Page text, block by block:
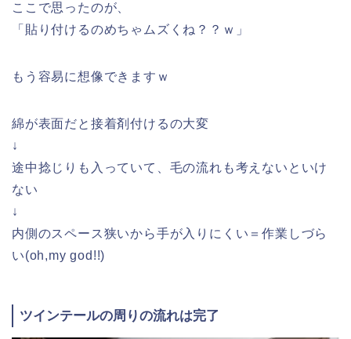
ここで思ったのが、
「貼り付けるのめちゃムズくね？？ｗ」
もう容易に想像できますｗ
綿が表面だと接着剤付けるの大変
↓
途中捻じりも入っていて、毛の流れも考えないといけ
ない
↓
内側のスペース狭いから手が入りにくい＝作業しづら
い(oh,my god!!)
ツインテールの周りの流れは完了